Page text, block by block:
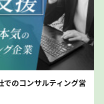
でのコンサルティング営